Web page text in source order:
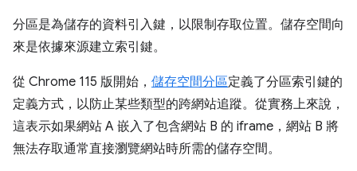
分區是為儲存的資料引入鍵，以限制存取位置。儲存空間向
來是依據來源建立索引鍵。
從 Chrome 115 版開始， 儲存空間分區定義了分區索引鍵的
定義方式，以防止某些類型的跨網站追蹤。從實務上來說，
這表示如果網站 A 嵌入了包含網站 B 的 iframe，網站 B 將
無法存取通常直接瀏覽網站時所需的儲存空間。